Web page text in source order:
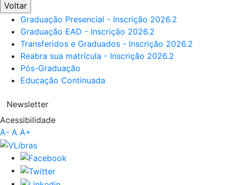
Voltar
Graduação Presencial - Inscrição 2026.2
Graduação EAD - Inscrição 2026.2
Transferidos e Graduados - Inscrição 2026.2
Reabra sua matrícula - Inscrição 2026.2
Pós-Graduação
Educação Continuada
Newsletter
Acessibilidade
A- A A+